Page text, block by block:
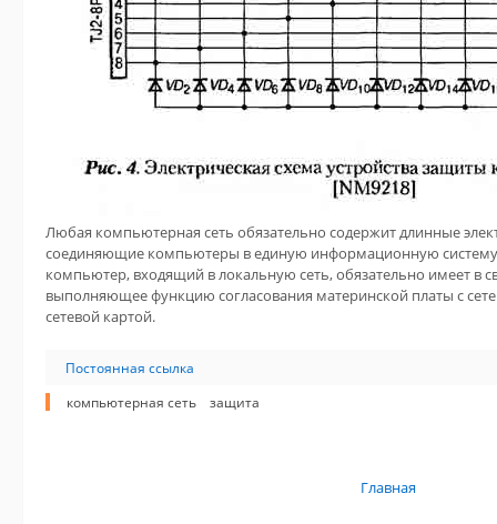
Любая компьютерная сеть обязательно содержит длинные
соединяющие компьютеры в единую информационную
компьютер, входящий в локальную сеть, обязательно имеет в
выполняющее функцию согласования материнской платы с
сетевой картой.
Постоянная ссылка
компьютерная сеть
защита
Главная